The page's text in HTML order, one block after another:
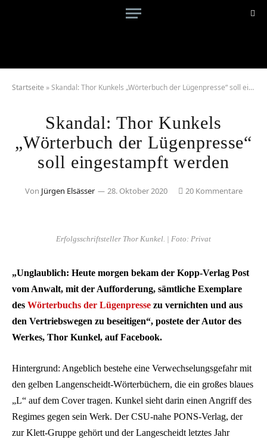
Startseite »Skandal: Thor Kunkels „Wörterbuch der Lügenpresse“ soll eingestampft werden
Skandal: Thor Kunkels
„Wörterbuch der Lügenpresse“
soll eingestampft werden
Von Jürgen Elsässer 28. Oktober 2020 20 Kommentare
Erfolgsschriftsteller Thor Kunkel. | Foto: Privat
„Unglaublich: Heute morgen bekam der Kopp-Verlag Post
vom Anwalt, mit der Aufforderung, sämtliche Exemplare
des Wörterbuchs der Lügenpresse zu vernichten und aus
den Vertriebswegen zu beseitigen“, postete der Autor des
Werkes, Thor Kunkel, auf Facebook.
Hintergrund: Angeblich bestehe eine Verwechselungsgefahr mit
den gelben Langenscheidt-Wörterbüchern, die ein großes blaues
„L“ auf dem Cover tragen. Kunkel sieht darin einen Angriff des
Regimes gegen sein Werk. Der CSU-nahe PONS-Verlag, der
zur Klett-Gruppe gehört und der Langescheidt letztes Jahr